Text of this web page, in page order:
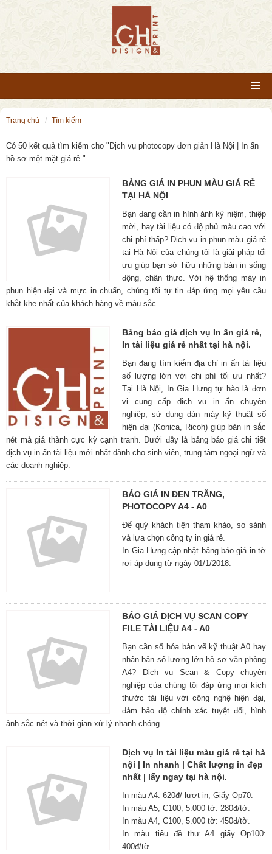
trang chủ tìm kiếm
Có 50 kết quả tìm kiếm cho " Dịch vụ photocopy đơn giản Hà Nội | In ấn
hồ sơ một mặt giá rẻ."
BẢNG GIÁ IN PHUN MÀU GIÁ RẺ
TẠI HÀ NỘI
Bạn đang cần in hình ảnh kỷ niệm, thiệp
mời, hay tài liệu có độ phủ màu cao với
chi phí thấp? Dịch vụ in phun màu giá rẻ
tại Hà Nội của chúng tôi là giải pháp tối
ưu giúp bạn sở hữu những bản in sống
động, chân thực. Với hệ thống máy in
phun hiện đại và mực in chuẩn, chúng tôi tự tin đáp ứng mọi yêu cầu
khắt khe nhất của khách hàng về màu sắc.
Bảng báo giá dịch vụ In ấn giá rẻ,
In tài liệu giá rẻ nhất tại hà nội.
Bạn đang tìm kiếm địa chỉ in ấn tài liệu
số lượng lớn với chi phí tối ưu nhất?
Tại Hà Nội, In Gia Hưng tự hào là đơn
vị cung cấp dịch vụ in ấn chuyên
nghiệp, sử dụng dàn máy kỹ thuật số
hiện đại (Konica, Ricoh) giúp bản in sắc
nét mà giá thành cực kỳ cạnh tranh. Dưới đây là bảng báo giá chi tiết
dịch vụ in ấn tài liệu mới nhất dành cho sinh viên, trung tâm ngoại ngữ và
các doanh nghiệp.
BÁO GIÁ IN ĐEN TRẮNG,
PHOTOCOPY A4 - A0
Để quý khách tiện tham khảo, so sánh
và lựa chọn công ty in giá rẻ.
In Gia Hưng cập nhật bảng báo giá in tờ
rơi áp dụng từ ngày 01/1/2018.
BÁO GIÁ DỊCH VỤ SCAN COPY
FILE TÀI LIỆU A4 - A0
Bạn cần số hóa bản vẽ kỹ thuật A0 hay
nhân bản số lượng lớn hồ sơ văn phòng
A4? Dịch vụ Scan & Copy chuyên
nghiệp của chúng tôi đáp ứng mọi kích
thước tài liệu với công nghệ hiện đại,
đảm bảo độ chính xác tuyệt đối, hình
ảnh sắc nét và thời gian xử lý nhanh chóng.
Dịch vụ In tài liệu màu giá rẻ tại hà
nội | In nhanh | Chất lượng in đẹp
nhất | lấy ngay tại hà nội.
In màu A4: 620đ/ lượt in, Giấy Op70.
In màu A5, C100, 5.000 tờ: 280đ/tờ.
In màu A4, C100, 5.000 tờ: 450đ/tờ.
In màu tiêu đề thư A4 giấy Op100:
400đ/tờ.